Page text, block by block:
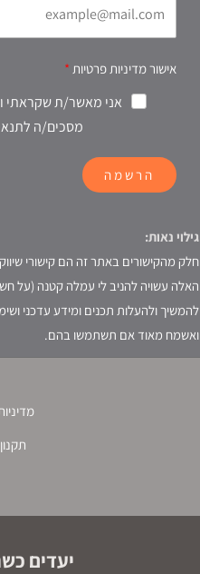
אישור מדיניות פרטיות
אני מאשר/ת שקראתי
מסכים/ה
הרשמה
גילוי נאות:
חלק מהקישורים באתר זה הם קישורי
האלה עשויה להניב לי עמלה קטנה (על
להמשיך ולהעלות תכנים ומידע עדכני
ואשמח מאוד אם תשתמשו בהם.
יעדים